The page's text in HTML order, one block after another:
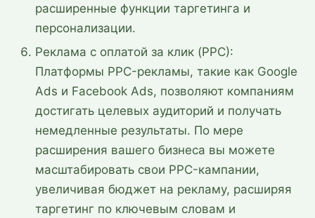
расширенные функции таргетинга и
персонализации.
Реклама с оплатой за клик (PPC):
Платформы PPC-рекламы, такие как Google
Ads и Facebook Ads, позволяют компаниям
достигать целевых аудиторий и получать
немедленные результаты. По мере
расширения вашего бизнеса вы можете
масштабировать свои PPC-кампании,
увеличивая бюджет на рекламу, расширяя
таргетинг по ключевым словам и